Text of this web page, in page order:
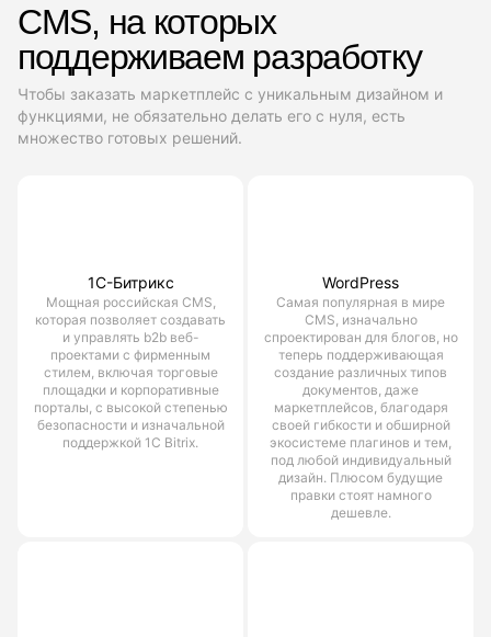
CMS, на которых
поддерживаем разработку
Чтобы заказать маркетплейс с уникальным дизайном и
функциями, не обязательно делать его с нуля, есть
множество готовых решений.
1С-Битрикс
Мощная российская CMS,
которая позволяет создавать
и управлять b2b веб-
проектами с фирменным
стилем, включая торговые
площадки и корпоративные
порталы, с высокой степенью
безопасности и изначальной
поддержкой 1С Bitrix.
WordPress
Самая популярная в мире
CMS, изначально
спроектирован для блогов, но
теперь поддерживающая
создание различных типов
документов, даже
маркетплейсов, благодаря
своей гибкости и обширной
экосистеме плагинов и тем,
под любой индивидуальный
дизайн. Плюсом будущие
правки стоят намного
дешевле.